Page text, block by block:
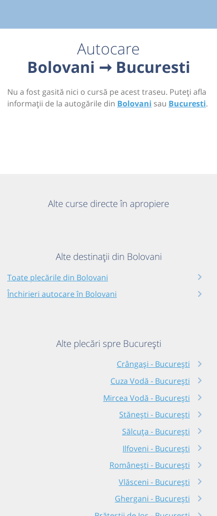
Autocare
Bolovani ➞ Bucuresti
Nu a fost gasită nici o cursă pe acest traseu. Puteți afla
informații de la autogările din Bolovani sau Bucuresti.
Alte curse directe în apropiere
Alte destinații din Bolovani
Toate plecările din Bolovani
Închirieri autocare în Bolovani
Alte plecări spre București
Crângași - București
Cuza Vodă - București
Mircea Vodă - București
Stănești - București
Sălcuța - București
Ilfoveni - București
Românești - București
Vlăsceni - București
Ghergani - București